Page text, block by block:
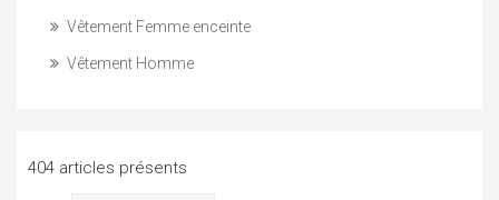
Vêtement Femme enceinte
Vêtement Homme
404 articles présents